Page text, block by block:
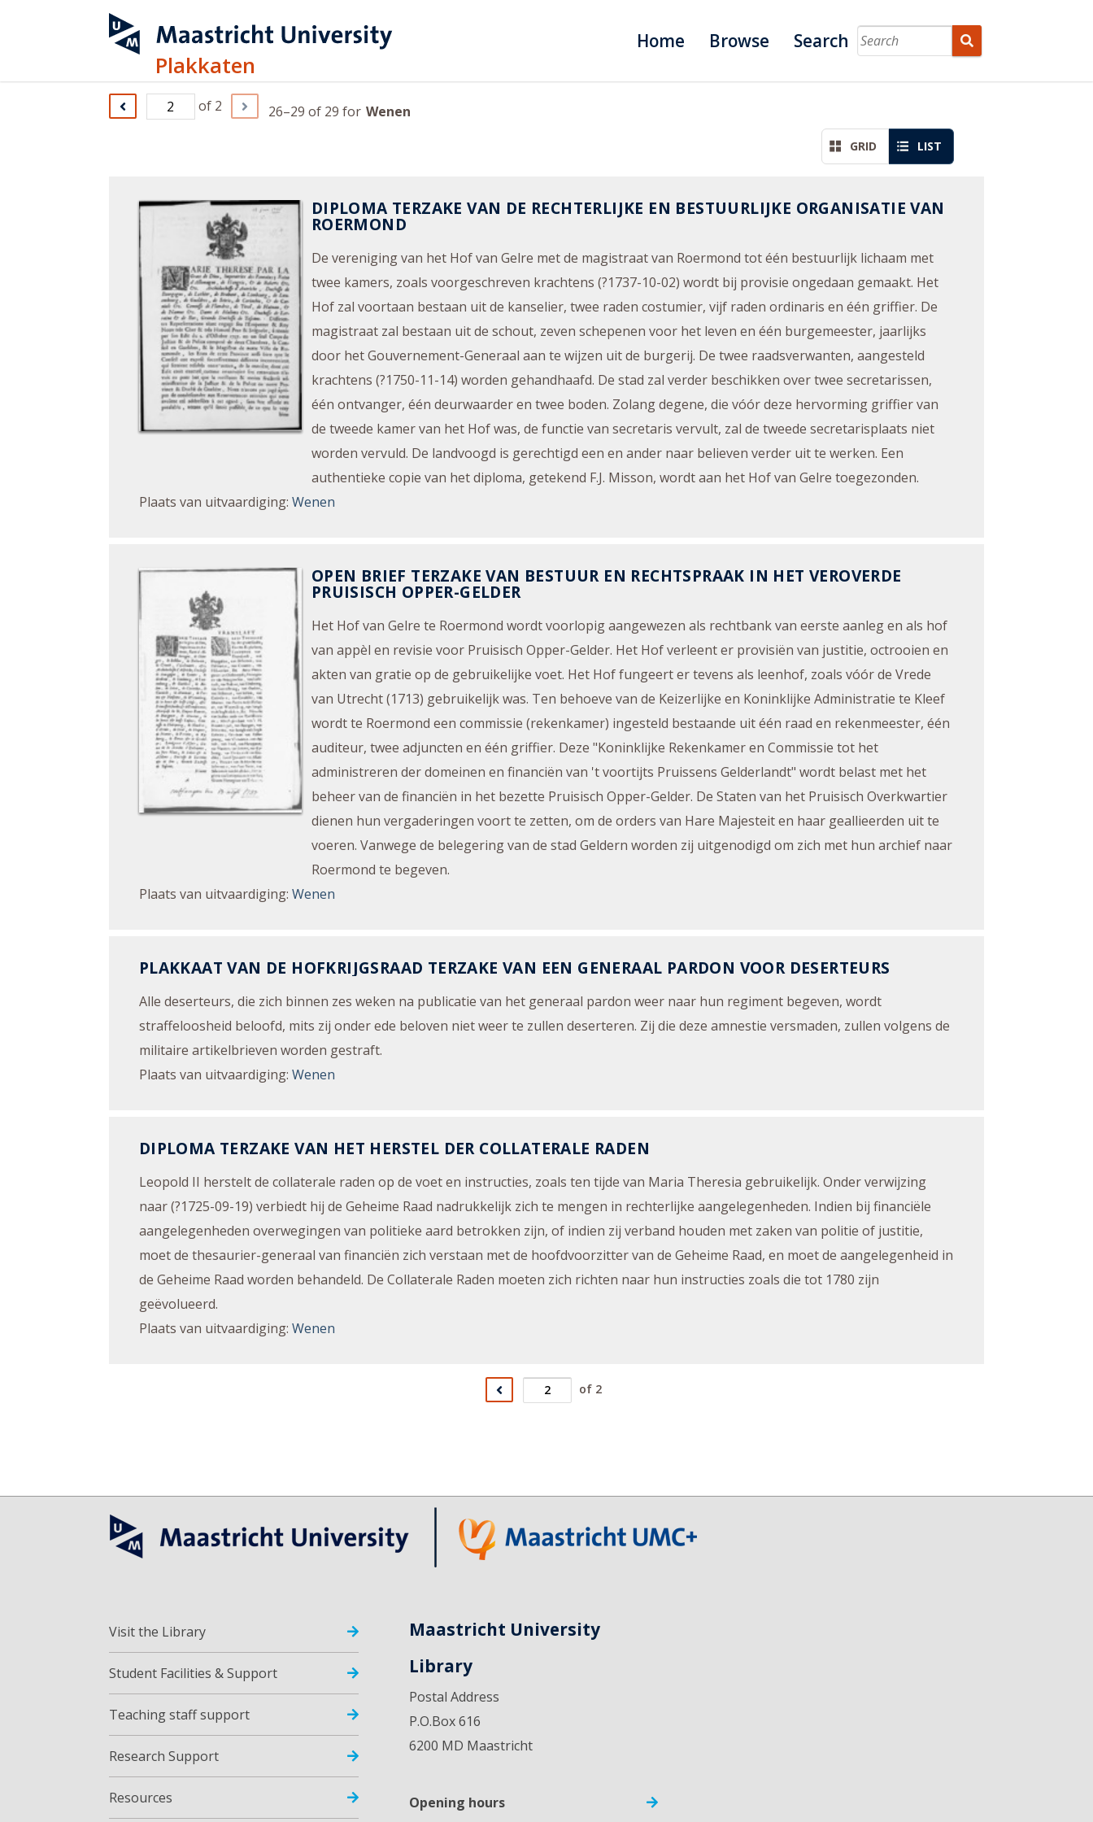
Plakkaten
Home Browse Search
of 2 26–29 of 29 for Wenen
GRID LIST
DIPLOMA TERZAKE VAN DE RECHTERLIJKE EN BESTUURLIJKE ORGANISATIE VAN
ROERMOND
De vereniging van het Hof van Gelre met de magistraat van Roermond tot één bestuurlijk lichaam met
twee kamers, zoals voorgeschreven krachtens (?1737-10-02) wordt bij provisie ongedaan gemaakt. Het
Hof zal voortaan bestaan uit de kanselier, twee raden costumier, vijf raden ordinaris en één griffier. De
magistraat zal bestaan uit de schout, zeven schepenen voor het leven en één burgemeester, jaarlijks
door het Gouvernement-Generaal aan te wijzen uit de burgerij. De twee raadsverwanten, aangesteld
krachtens (?1750-11-14) worden gehandhaafd. De stad zal verder beschikken over twee secretarissen,
één ontvanger, één deurwaarder en twee boden. Zolang degene, die vóór deze hervorming griffier van
de tweede kamer van het Hof was, de functie van secretaris vervult, zal de tweede secretarisplaats niet
worden vervuld. De landvoogd is gerechtigd een en ander naar believen verder uit te werken. Een
authentieke copie van het diploma, getekend F.J. Misson, wordt aan het Hof van Gelre toegezonden.
Plaats van uitvaardiging: Wenen
OPEN BRIEF TERZAKE VAN BESTUUR EN RECHTSPRAAK IN HET VEROVERDE
PRUISISCH OPPER-GELDER
Het Hof van Gelre te Roermond wordt voorlopig aangewezen als rechtbank van eerste aanleg en als hof
van appèl en revisie voor Pruisisch Opper-Gelder. Het Hof verleent er provisiën van justitie, octrooien en
akten van gratie op de gebruikelijke voet. Het Hof fungeert er tevens als leenhof, zoals vóór de Vrede
van Utrecht (1713) gebruikelijk was. Ten behoeve van de Keizerlijke en Koninklijke Administratie te Kleef
wordt te Roermond een commissie (rekenkamer) ingesteld bestaande uit één raad en rekenmeester, één
auditeur, twee adjuncten en één griffier. Deze "Koninklijke Rekenkamer en Commissie tot het
administreren der domeinen en financiën van 't voortijts Pruissens Gelderlandt" wordt belast met het
beheer van de financiën in het bezette Pruisisch Opper-Gelder. De Staten van het Pruisisch Overkwartier
dienen hun vergaderingen voort te zetten, om de orders van Hare Majesteit en haar geallieerden uit te
voeren. Vanwege de belegering van de stad Geldern worden zij uitgenodigd om zich met hun archief naar
Roermond te begeven.
Plaats van uitvaardiging: Wenen
PLAKKAAT VAN DE HOFKRIJGSRAAD TERZAKE VAN EEN GENERAAL PARDON VOOR DESERTEURS
Alle deserteurs, die zich binnen zes weken na publicatie van het generaal pardon weer naar hun regiment begeven, wordt
straffeloosheid beloofd, mits zij onder ede beloven niet weer te zullen deserteren. Zij die deze amnestie versmaden, zullen volgens de
militaire artikelbrieven worden gestraft.
Plaats van uitvaardiging: Wenen
DIPLOMA TERZAKE VAN HET HERSTEL DER COLLATERALE RADEN
Leopold II herstelt de collaterale raden op de voet en instructies, zoals ten tijde van Maria Theresia gebruikelijk. Onder verwijzing
naar (?1725-09-19) verbiedt hij de Geheime Raad nadrukkelijk zich te mengen in rechterlijke aangelegenheden. Indien bij financiële
aangelegenheden overwegingen van politieke aard betrokken zijn, of indien zij verband houden met zaken van politie of justitie,
moet de thesaurier-generaal van financiën zich verstaan met de hoofdvoorzitter van de Geheime Raad, en moet de aangelegenheid in
de Geheime Raad worden behandeld. De Collaterale Raden moeten zich richten naar hun instructies zoals die tot 1780 zijn
geëvolueerd.
Plaats van uitvaardiging: Wenen
of 2
Visit the Library
Student Facilities & Support
Teaching staff support
Research Support
Resources
Maastricht University
Library
Postal Address
P.O.Box 616
6200 MD Maastricht
Opening hours